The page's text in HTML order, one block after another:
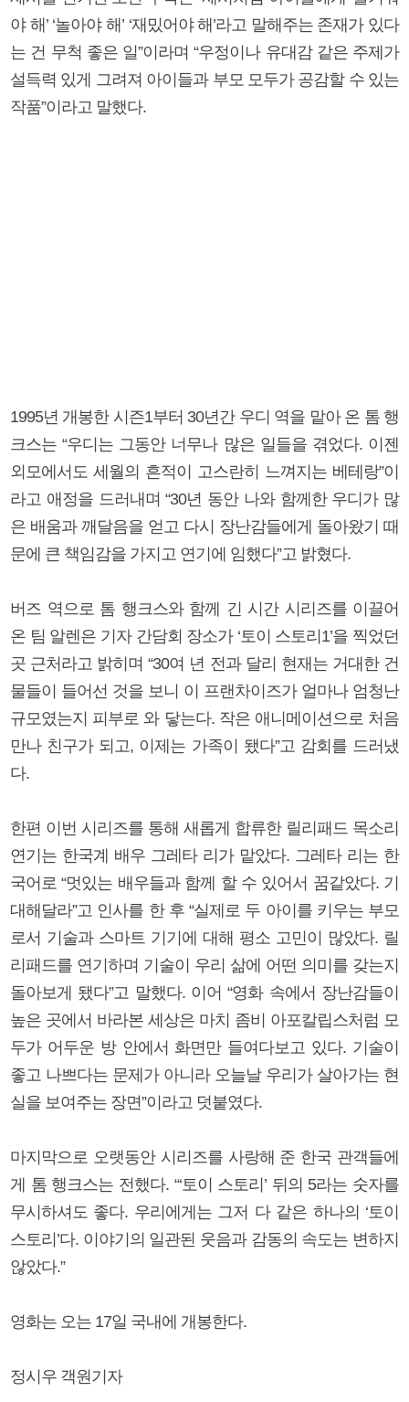
야 해’ ‘놀아야 해’ ‘재밌어야 해’라고 말해주는 존재가 있다
는 건 무척 좋은 일”이라며 “우정이나 유대감 같은 주제가
설득력 있게 그려져 아이들과 부모 모두가 공감할 수 있는
작품”이라고 말했다.
1995년 개봉한 시즌1부터 30년간 우디 역을 맡아 온 톰 행
크스는 “우디는 그동안 너무나 많은 일들을 겪었다. 이젠
외모에서도 세월의 흔적이 고스란히 느껴지는 베테랑”이
라고 애정을 드러내며 “30년 동안 나와 함께한 우디가 많
은 배움과 깨달음을 얻고 다시 장난감들에게 돌아왔기 때
문에 큰 책임감을 가지고 연기에 임했다”고 밝혔다.
버즈 역으로 톰 행크스와 함께 긴 시간 시리즈를 이끌어
온 팀 알렌은 기자 간담회 장소가 ‘토이 스토리1’을 찍었던
곳 근처라고 밝히며 “30여 년 전과 달리 현재는 거대한 건
물들이 들어선 것을 보니 이 프랜차이즈가 얼마나 엄청난
규모였는지 피부로 와 닿는다. 작은 애니메이션으로 처음
만나 친구가 되고, 이제는 가족이 됐다”고 감회를 드러냈
다.
한편 이번 시리즈를 통해 새롭게 합류한 릴리패드 목소리
연기는 한국계 배우 그레타 리가 맡았다. 그레타 리는 한
국어로 “멋있는 배우들과 함께 할 수 있어서 꿈같았다. 기
대해달라”고 인사를 한 후 “실제로 두 아이를 키우는 부모
로서 기술과 스마트 기기에 대해 평소 고민이 많았다. 릴
리패드를 연기하며 기술이 우리 삶에 어떤 의미를 갖는지
돌아보게 됐다”고 말했다. 이어 “영화 속에서 장난감들이
높은 곳에서 바라본 세상은 마치 좀비 아포칼립스처럼 모
두가 어두운 방 안에서 화면만 들여다보고 있다. 기술이
좋고 나쁘다는 문제가 아니라 오늘날 우리가 살아가는 현
실을 보여주는 장면”이라고 덧붙였다.
마지막으로 오랫동안 시리즈를 사랑해 준 한국 관객들에
게 톰 행크스는 전했다. “‘토이 스토리’ 뒤의 5라는 숫자를
무시하셔도 좋다. 우리에게는 그저 다 같은 하나의 ‘토이
스토리’다. 이야기의 일관된 웃음과 감동의 속도는 변하지
않았다.”
영화는 오는 17일 국내에 개봉한다.
정시우 객원기자